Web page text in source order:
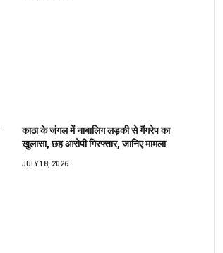
काठा के जंगल में नाबालिग लड़की से गैंगरेप का
खुलासा, छह आरोपी गिरफ्तार, जानिए मामला
JULY 18, 2026